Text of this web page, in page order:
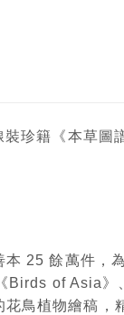
珍籍《本草圖
25 餘萬件，
Birds of Asia
鳥植物繪稿